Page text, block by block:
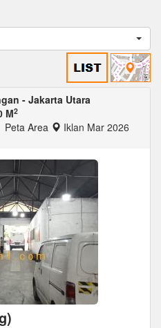
- Jakarta Utara
M2
Peta Area Iklan Mar 2026